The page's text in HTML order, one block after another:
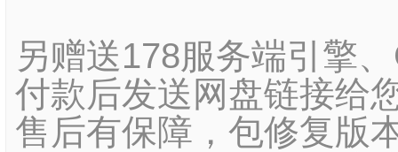
另赠送178服务端引擎
付款后发送网盘链接给
售后有保障，包修复版